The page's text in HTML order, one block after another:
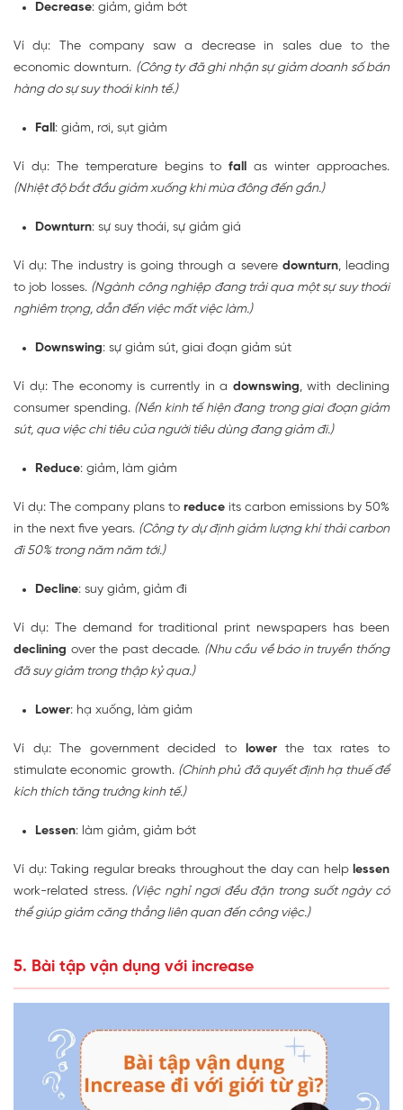
Decrease: giảm, giảm bớt
Ví dụ: The company saw a decrease in sales due to the
economic downturn. (Công ty đã ghi nhận sự giảm doanh số bán
hàng do sự suy thoái kinh tế.)
Fall: giảm, rơi, sụt giảm
Ví dụ: The temperature begins tofall as winter approaches.
(Nhiệt độ bắt đầu giảm xuống khi mùa đông đến gần.)
Downturn: sự suy thoái, sự giảm giá
Ví dụ: The industry is going through a severe downturn, leading
to job losses. (Ngành công nghiệp đang trải qua một sự suy thoái
nghiêm trọng, dẫn đến việc mất việc làm.)
Downswing: sự giảm sút, giai đoạn giảm sút
Ví dụ: The economy is currently in a downswing, with declining
consumer spending. (Nền kinh tế hiện đang trong giai đoạn giảm
sút, qua việc chi tiêu của người tiêu dùng đang giảm đi.)
Reduce: giảm, làm giảm
Ví dụ: The company plans to reduce its carbon emissions by 50%
in the next five years. (Công ty dự định giảm lượng khí thải carbon
đi 50% trong năm năm tới.)
Decline: suy giảm, giảm đi
Ví dụ: The demand for traditional print newspapers has been
declining over the past decade. (Nhu cầu về báo in truyền thống
đã suy giảm trong thập kỷ qua.)
Lower: hạ xuống, làm giảm
Ví dụ: The government decided to lowerthe tax rates to
stimulate economic growth. (Chính phủ đã quyết định hạ thuế để
kích thích tăng trưởng kinh tế.)
Lessen: làm giảm, giảm bớt
Ví dụ: Taking regular breaks throughout the day can help lessen
work-related stress.(Việc nghỉ ngơi đều đặn trong suốt ngày có
thể giúp giảm căng thẳng liên quan đến công việc.)
5. Bài tập vận dụng với increase